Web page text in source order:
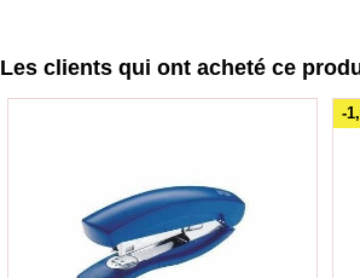
Les clients qui ont acheté ce
-